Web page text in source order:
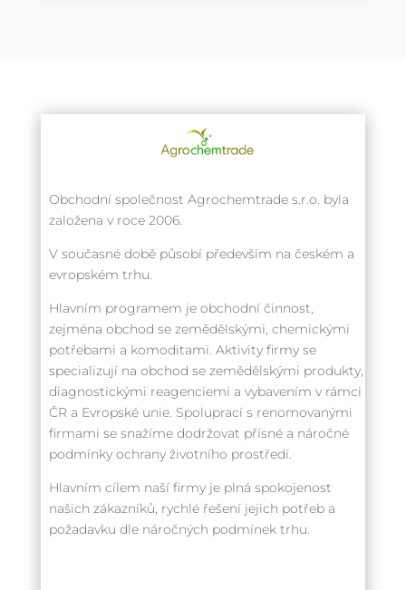
Obchodní společnost Agrochemtrade s.r.o. byla
založena v roce 2006.
V současné době působí především na českém a
evropském trhu.
Hlavním programem je obchodní činnost,
zejména obchod se zemědělskými, chemickými
potřebami a komoditami. Aktivity firmy se
specializují na obchod se zemědělskými produkty,
diagnostickými reagenciemi a vybavením v rámci
ČR a Evropské unie. Spoluprací s renomovanými
firmami se snažíme dodržovat přísné a náročné
podmínky ochrany životního prostředí.
Hlavním cílem naší firmy je plná spokojenost
našich zákazníků, rychlé řešení jejich potřeb a
požadavku dle náročných podmínek trhu.